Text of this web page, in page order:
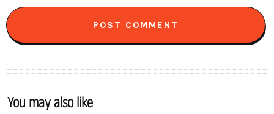
You may also like